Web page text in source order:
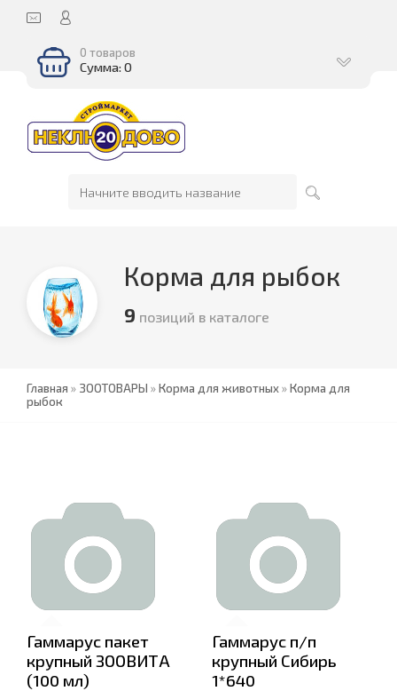
0 товаров
Сумма: 0
Корма для рыбок
9 позиций в каталоге
Главная » ЗООТОВАРЫ »Корма для животных»Корма для
рыбок
Гаммарус пакет
крупный ЗООВИТА
(100 мл)
Гаммарус п/п
крупный Сибирь
1*640